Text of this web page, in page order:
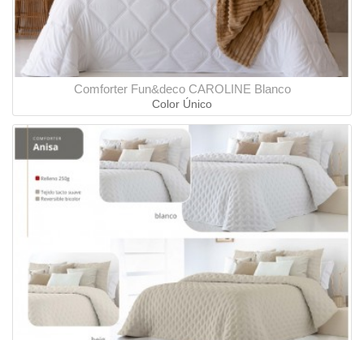
Comforter Fun&deco CAROLINE Blanco
Color Único